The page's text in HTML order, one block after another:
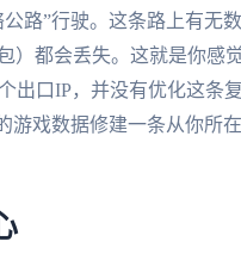
路”行驶。这条路上有无
）都会丢失。这就是你感
出口IP，并没有优化这条
游戏数据修建一条从你所